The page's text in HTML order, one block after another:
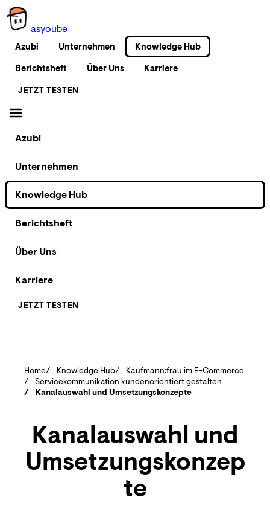
asyoube
Azubi Unternehmen
Knowledge Hub
Berichtsheft
Über Uns Karriere
JETZT TESTEN
Azubi
Unternehmen
Knowledge Hub
Berichtsheft
Über Uns
Karriere
JETZT TESTEN
Home Knowledge Hub
Kaufmann:frau im E-Commerce
Servicekommunikation kundenorientiert gestalten
Kanalauswahl und Umsetzungskonzepte
Kanalauswahl und
Umsetzungskonzep
te